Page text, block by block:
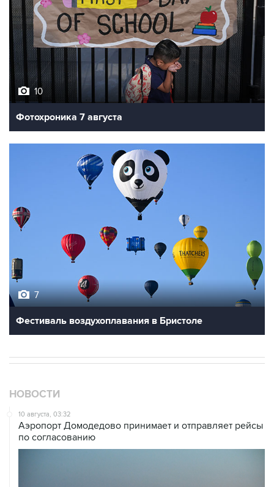
10
Фотохроника 7 августа
7
Фестиваль воздухоплавания в Бристоле
НОВОСТИ
10 августа, 03:32
Аэропорт Домодедово принимает и отправляет рейсы
по согласованию